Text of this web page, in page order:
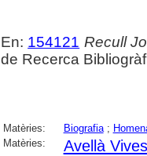
En: 154121 Recull
de Recerca
Matèries: Biografia;
Matèries:
Avellà